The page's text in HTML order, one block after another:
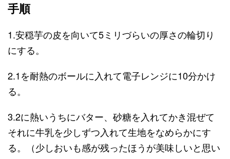
手順
1.安穏芋の皮を向いて5ミリづらいの厚さの輪切り
にする。
2.1を耐熱のボールに入れて電子レンジに10分かけ
る。
3.2に熱いうちにバター、砂糖を入れてかき混ぜて
それに牛乳を少しずつ入れて生地をなめらかにす
る。（少しおいも感が残ったほうが美味しいと思い